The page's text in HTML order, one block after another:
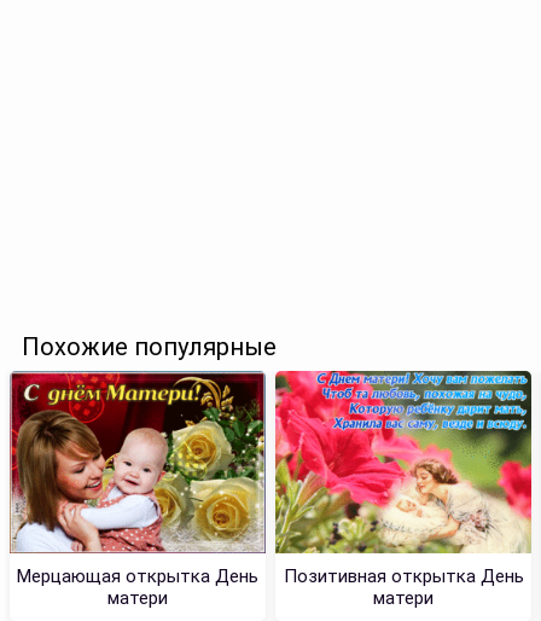
Похожие популярные
Мерцающая открытка День
матери
Позитивная открытка День
матери